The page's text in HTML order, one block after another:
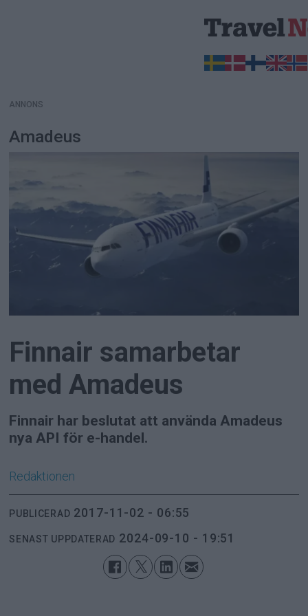
ANNONS
Amadeus
Finnair samarbetar
med Amadeus
Finnair har beslutat att använda Amadeus
nya API för e-handel.
Redaktionen
PUBLICERAD 2017-11-02 - 06:55
SENAST UPPDATERAD 2024-09-10 - 19:51